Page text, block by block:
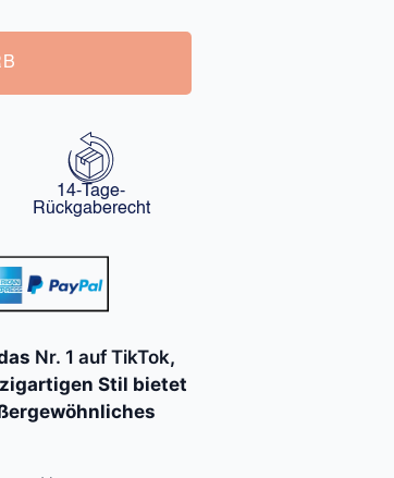
14-Tage-
Rückgaberecht
Nr. 1 auf TikTok,
Stil bietet